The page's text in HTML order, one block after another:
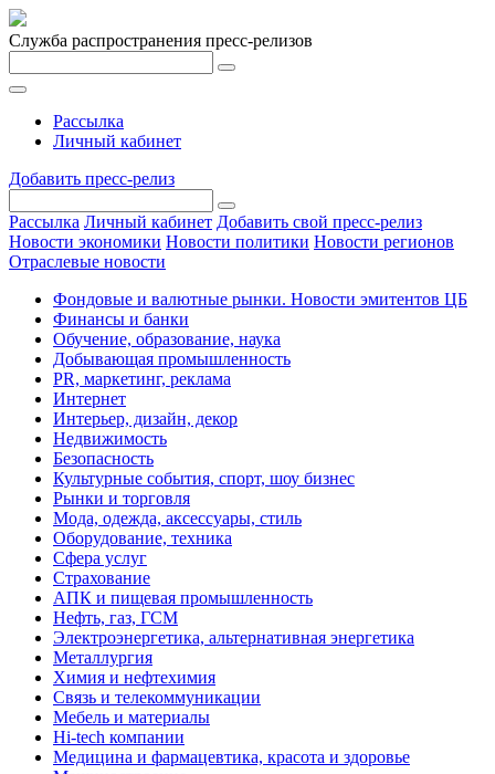
Служба распространения пресс-релизов
Рассылка
Личный кабинет
Добавить пресс-релиз
Рассылка Личный кабинет Добавить свой пресс-релиз
Новости экономики Новости политики Новости регионов
Отраслевые новости
Фондовые и валютные рынки. Новости эмитентов ЦБ
Финансы и банки
Обучение, образование, наука
Добывающая промышленность
PR, маркетинг, реклама
Интернет
Интерьер, дизайн, декор
Недвижимость
Безопасность
Культурные события, спорт, шоу бизнес
Рынки и торговля
Мода, одежда, аксессуары, стиль
Оборудование, техника
Сфера услуг
Страхование
АПК и пищевая промышленность
Нефть, газ, ГСМ
Электроэнергетика, альтернативная энергетика
Металлургия
Химия и нефтехимия
Связь и телекоммуникации
Мебель и материалы
Hi-tech компании
Медицина и фармацевтика, красота и здоровье